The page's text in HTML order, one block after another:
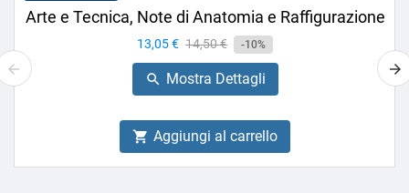
Arte e Tecnica, Note di Anatomia e Raffigurazione
Prezzo
13,05 € Prezzo
base
14,50 € -10%
 Mostra Dettagli
 Aggiungi al carrello